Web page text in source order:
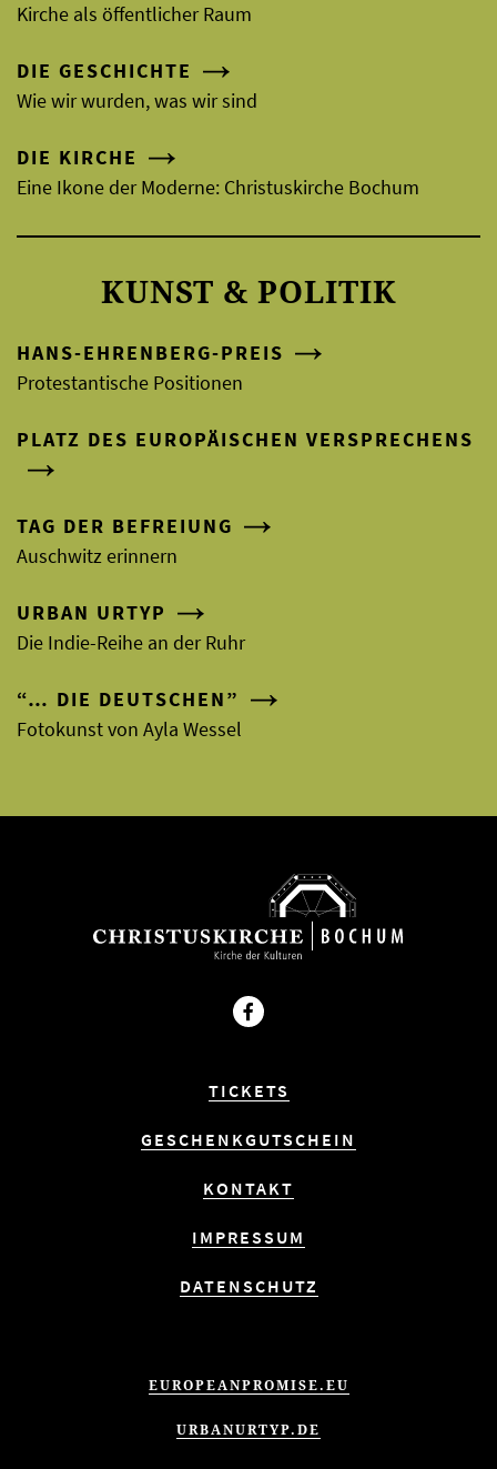
Kirche als öffentlicher Raum
DIE GESCHICHTE
Wie wir wurden, was wir sind
DIE KIRCHE
Eine Ikone der Moderne: Christuskirche Bochum
KUNST & POLITIK
HANS-EHRENBERG-PREIS
Protestantische Positionen
PLATZ DES EUROPÄISCHEN VERSPRECHENS
TAG DER BEFREIUNG
Auschwitz erinnern
URBAN URTYP
Die Indie-Reihe an der Ruhr
“… DIE DEUTSCHEN”
Fotokunst von Ayla Wessel
Facebook
TICKETS
GESCHENKGUTSCHEIN
KONTAKT
IMPRESSUM
DATENSCHUTZ
EUROPEANPROMISE.EU
URBANURTYP.DE